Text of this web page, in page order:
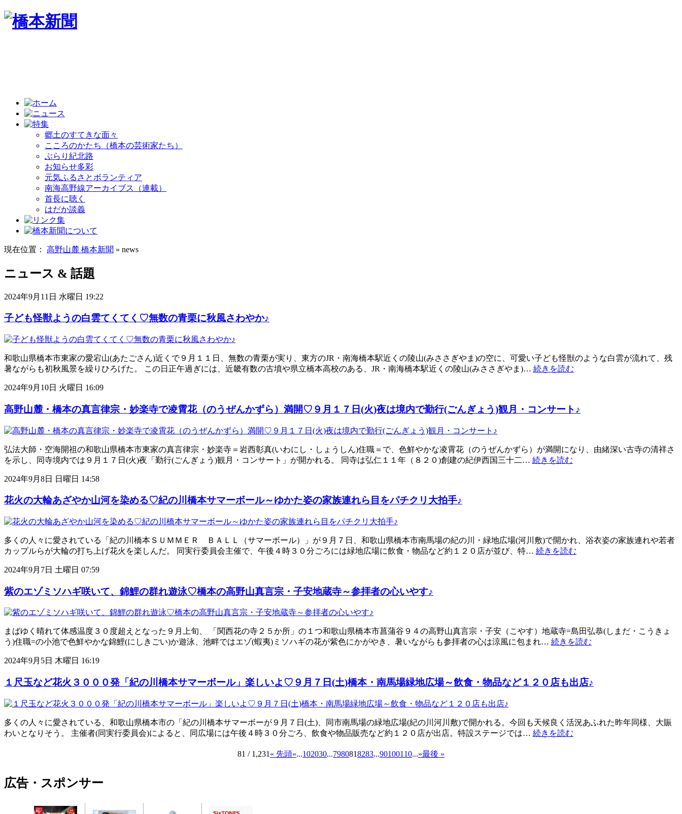
郷土のすてきな面々
こころのかたち（橋本の芸術家たち）
ぶらり紀北路
お知らせ多彩
元気ふるさとボランティア
南海高野線アーカイブス（連載）
首長に聴く
はだか談義
現在位置： 高野山麓 橋本新聞 » news
ニュース & 話題
2024年9月11日 水曜日 19:22
子ども怪獣ようの白雲てくてく♡無数の青栗に秋風さわやか♪
和歌山県橋本市東家の愛宕山(あたごさん)近くで９月１１日、無数の青栗が実り、東方のJR・南海橋本駅近くの陵山(みささぎやま)の空に、可愛い子ども怪獣のような白雲が流れて、残
暑ながらも初秋風景を繰りひろげた。 この日正午過ぎには、近畿有数の古墳や県立橋本高校のある、JR・南海橋本駅近くの陵山(みささぎやま)… 続きを読む
2024年9月10日 火曜日 16:09
高野山麓・橋本の真言律宗・妙楽寺で凌霄花（のうぜんかずら）満開♡９月１７日(火)夜は境内で勤行(ごんぎょう)観月・コンサート♪
弘法大師・空海開祖の和歌山県橋本市東家の真言律宗・妙楽寺＝岩西彰真(いわにし・しょうしん)住職＝で、色鮮やかな凌霄花（のうぜんかずら）が満開になり、由緒深い古寺の清祥さ
を示し、同寺境内では９月１７日(火)夜「勤行(ごんぎょう)観月・コンサート」が開かれる。 同寺は弘仁１１年（８２０)創建の紀伊西国三十二… 続きを読む
2024年9月8日 日曜日 14:58
花火の大輪あざやか山河を染める♡紀の川橋本サマーボール～ゆかた姿の家族連れら目をパチクリ大拍手♪
多くの人々に愛されている「紀の川橋本ＳＵＭＭＥＲ ＢＡＬＬ（サマーボール）」が９月７日、和歌山県橋本市南馬場の紀の川・緑地広場(河川敷)で開かれ、浴衣姿の家族連れや若者
カップルらが大輪の打ち上げ花火を楽しんだ。 同実行委員会主催で、午後４時３０分ごろには緑地広場に飲食・物品など約１２０店が並び、特… 続きを読む
2024年9月7日 土曜日 07:59
紫のエゾミソハギ咲いて、錦鯉の群れ遊泳♡橋本の高野山真言宗・子安地蔵寺～参拝者の心いやす♪
まばゆく晴れて体感温度３０度超えとなった９月上旬、 「関西花の寺２５か所」の１つ和歌山県橋本市菖蒲谷９４の高野山真言宗・子安（こやす）地蔵寺=島田弘恭(しまだ・こうきょ
う)住職=の小池で色鮮やかな錦鯉(にしきごい)か遊泳、池畔ではエゾ(蝦夷)ミソハギの花が紫色にかがやき、暑いながらも参拝者の心は涼風に包まれ… 続きを読む
2024年9月5日 木曜日 16:19
１尺玉など花火３０００発「紀の川橋本サマーボール」楽しいよ♡９月７日(土)橋本・南馬場緑地広場～飲食・物品など１２０店も出店♪
多くの人々に愛されている、和歌山県橋本市の「紀の川橋本サマーボーが９月７日(土)、同市南馬場の緑地広場(紀の川河川敷)で開かれる。今回も天候良く活況あふれた昨年同様、大賑
わいとなりそう。 主催者(同実行委員会)によると、同広場には午後４時３０分ごろ、飲食や物品販売など約１２０店が出店。特設ステージでは… 続きを読む
81 / 1,231 « 先頭«...102030...7980818283...90100110...»最後 »
広告・スポンサー